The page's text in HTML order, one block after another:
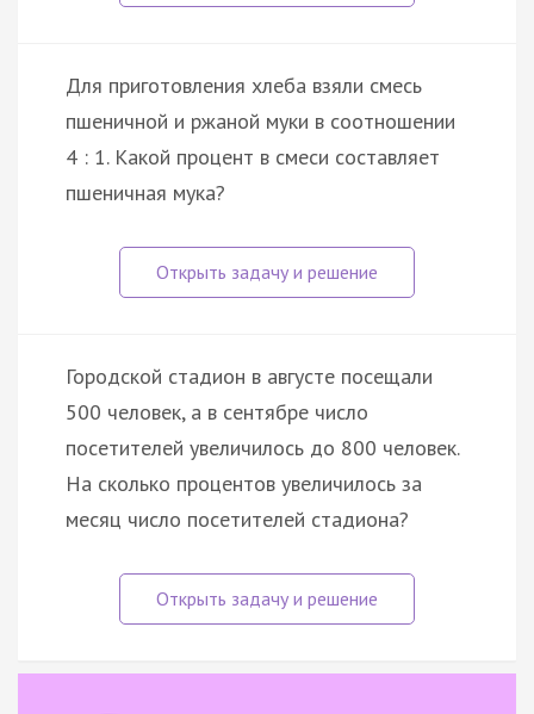
Для приготовления хлеба взяли смесь
пшеничной и ржаной муки в соотношении
4 : 1. Какой процент в смеси составляет
пшеничная мука?
Городской стадион в августе посещали
500 человек, а в сентябре число
посетителей увеличилось до 800 человек.
На сколько процентов увеличилось за
месяц число посетителей стадиона?